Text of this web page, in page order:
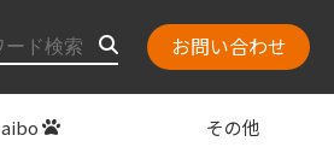
お問い合わせ
aibo その他